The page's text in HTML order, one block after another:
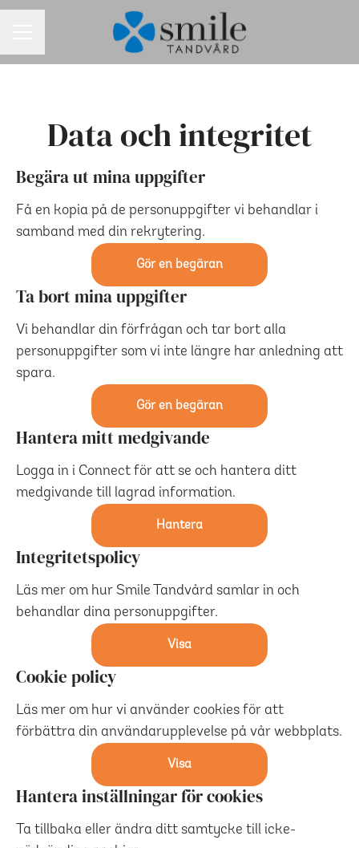
Data och integritet
Begära ut mina uppgifter
Få en kopia på de personuppgifter vi behandlar i
samband med din rekrytering.
Gör en begäran
Ta bort mina uppgifter
Vi behandlar din förfrågan och tar bort alla
personuppgifter som vi inte längre har anledning att
spara.
Gör en begäran
Hantera mitt medgivande
Logga in i Connect för att se och hantera ditt
medgivande till lagrad information.
Hantera
Integritetspolicy
Läs mer om hur Smile Tandvård samlar in och
behandlar dina personuppgifter.
Visa
Cookie policy
Läs mer om hur vi använder cookies för att
förbättra din användarupplevelse på vår webbplats.
Visa
Hantera inställningar för cookies
Ta tillbaka eller ändra ditt samtycke till icke-